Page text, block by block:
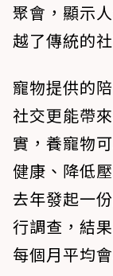
聚會，顯示
越了傳統的
寵物提供的
社交更能帶
實，養寵物
健康、降低
去年發起一
行調查，結果
每個月平均